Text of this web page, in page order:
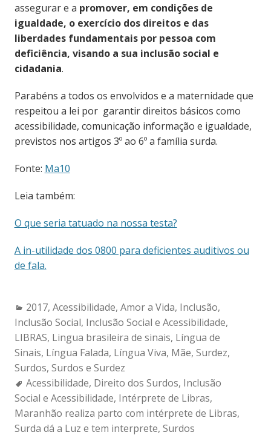
assegurar e a promover, em condições de
igualdade, o exercício dos direitos e das
liberdades fundamentais por pessoa com
deficiência, visando a sua inclusão social e
cidadania.
Parabéns a todos os envolvidos e a maternidade que
respeitou a lei por garantir direitos básicos como
acessibilidade, comunicação informação e igualdade,
previstos nos artigos 3º ao 6º a família surda.
Fonte: Ma10
Leia também:
O que seria tatuado na nossa testa?
A in-utilidade dos 0800 para deficientes auditivos ou
de fala.
Categories:
2017, Acessibilidade, Amor a Vida, Inclusão,
Inclusão Social, Inclusão Social e Acessibilidade,
LIBRAS, Lingua brasileira de sinais, Língua de
Sinais, Língua Falada, Língua Viva, Mãe, Surdez,
Surdos, Surdos e Surdez
Tags:
Acessibilidade, Direito dos Surdos, Inclusão
Social e Acessibilidade, Intérprete de Libras,
Maranhão realiza parto com intérprete de Libras,
Surda dá a Luz e tem interprete, Surdos